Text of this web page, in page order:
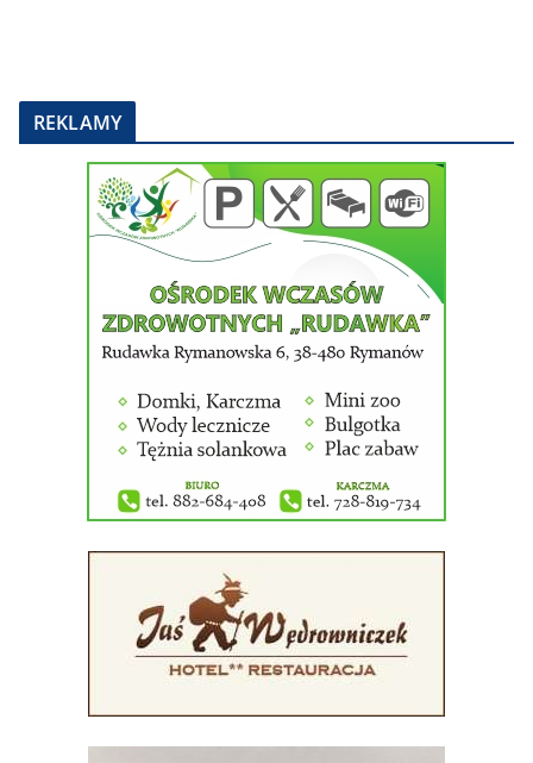
REKLAMY